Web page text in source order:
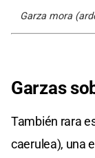
Garza mora
Garzas
También rara
caerulea), una